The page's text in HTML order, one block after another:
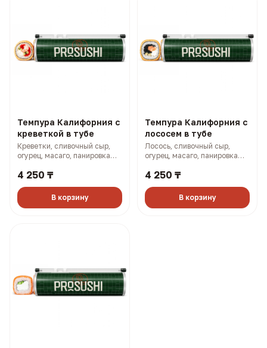
Темпура Калифорния с
креветкой в тубе
Креветки, сливочный сыр,
огурец, масаго, панировка
4 250 ₸
В корзину
Темпура Калифорния с
лососем в тубе
Лосось, сливочный сыр,
огурец, масаго, панировка
4 250 ₸
В корзину